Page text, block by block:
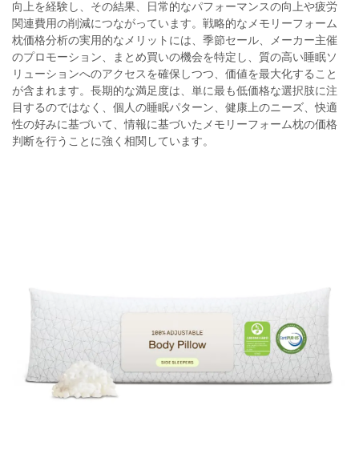
向上を経験し、その結果、日常的なパフォーマンスの向上や疲労
関連費用の削減につながっています。戦略的なメモリーフォーム
枕価格分析の実用的なメリットには、季節セール、メーカー主催
のプロモーション、まとめ買いの機会を特定し、質の高い睡眠ソ
リューションへのアクセスを確保しつつ、価値を最大化すること
が含まれます。長期的な満足度は、単に最も低価格な選択肢に注
目するのではなく、個人の睡眠パターン、健康上のニーズ、快適
性の好みに基づいて、情報に基づいたメモリーフォーム枕の価格
判断を行うことに強く相関しています。